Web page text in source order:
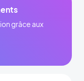
grâce aux